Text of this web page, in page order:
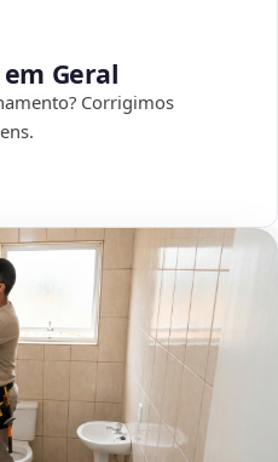
Geral
Corrigimos